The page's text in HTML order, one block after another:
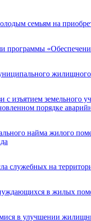
семьям на
программы
с изъятием
порядке
найма жилого
служебных на
в жилых
в улучшении